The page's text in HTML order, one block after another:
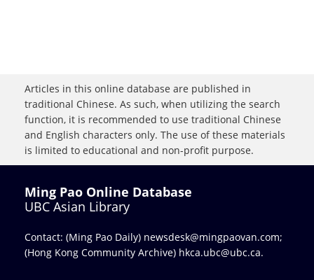
Articles in this online database are published in
traditional Chinese. As such, when utilizing the search
function, it is recommended to use traditional Chinese
and English characters only. The use of these materials
is limited to educational and non-profit purpose.
Ming Pao Online Database
UBC Asian Library
Contact: (Ming Pao Daily) newsdesk@mingpaovan.com;
(Hong Kong Community Archive) hkca.ubc@ubc.ca.